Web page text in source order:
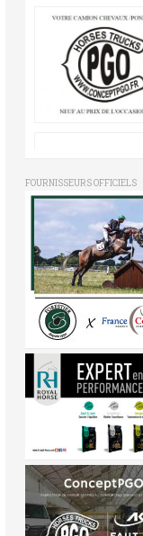
FOURNISSEURS OFFICIELS